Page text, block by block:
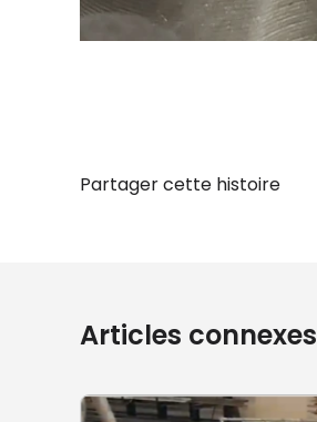
Partager cette histoire
Articles connexes